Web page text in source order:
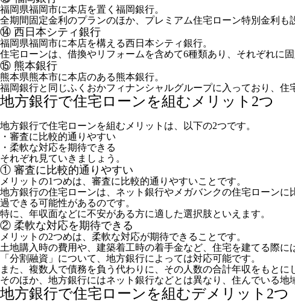
福岡県福岡市に本店を置く福岡銀行。
全期間固定金利のプランのほか、プレミアム住宅ローン特別金利も
⑭ 西日本シティ銀行
福岡県福岡市に本店を構える西日本シティ銀行。
住宅ローンは、借換やリフォームを含めて6種類あり、それぞれに
⑮ 熊本銀行
熊本県熊本市に本店のある熊本銀行。
福岡銀行と同じふくおかフィナンシャルグループに入っており、
地方銀行で住宅ローンを組むメリット2つ
地方銀行で住宅ローンを組むメリットは、以下の2つです。
・審査に比較的通りやすい
・柔軟な対応を期待できる
それぞれ見ていきましょう。
① 審査に比較的通りやすい
メリットの1つめは、審査に比較的通りやすいことです。
地方銀行の住宅ローンは、ネット銀行やメガバンクの住宅ローン
過できる可能性があるのです。
特に、年収面などに不安がある方に適した選択肢といえます。
② 柔軟な対応を期待できる
メリットの2つめは、柔軟な対応が期待できることです。
土地購入時の費用や、建築着工時の着手金など、住宅を建てる際
「分割融資」について、地方銀行によっては対応可能です。
また、複数人で債務を負う代わりに、その人数の合計年収をもと
そのほか、地方銀行にはネット銀行などとは異なり、住んでいる
地方銀行で住宅ローンを組むデメリット2つ